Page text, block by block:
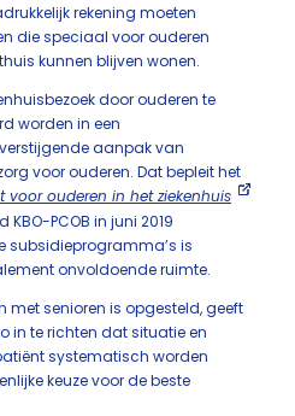
rekening moeten
die speciaal voor ouderen
kunnen blijven wonen.
door ouderen te
worden in een
aanpak van
voor ouderen. Dat bepleit het
voor ouderen in het ziekenhuis
PCOB in juni 2019
subsidieprogramma’s is
onvoldoende ruimte.
met senioren is opgesteld, geeft
in te richten dat situatie en
systematisch worden
keuze voor de beste